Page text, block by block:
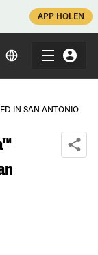
APP HOLEN
IN SAN ANTONIO